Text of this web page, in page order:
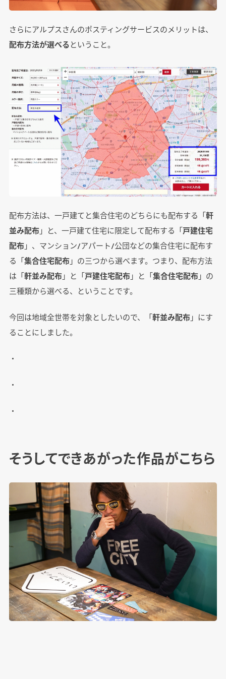
さらにアルプスさんのポスティングサービスのメリットは、
配布方法が選べる ということ。
配布方法は、一戸建てと集合住宅のどちらにも配布する「軒
並み配布」と、一戸建て住宅に限定して配布する「戸建住宅
配布」、マンション/アパート/公団などの集合住宅に配布す
る「集合住宅配布」の三つから選べます。つまり、配布方法
は「軒並み配布」と「戸建住宅配布」と「集合住宅配布」の
三種類から選べる、ということです。
今回は地域全世帯を対象としたいので、「軒並み配布」にす
ることにしました。
・
・
・
そうしてできあがった作品がこちら